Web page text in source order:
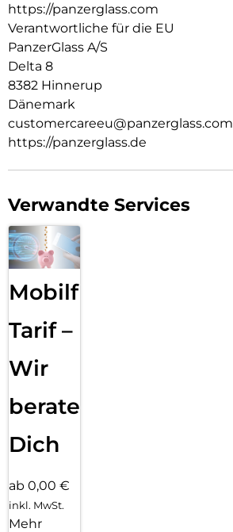
https://panzerglass.com
Verantwortliche für die EU
PanzerGlass A/S
Delta 8
8382 Hinnerup
Dänemark
customercareeu@panzerglass.com
https://panzerglass.de
Verwandte Services
Mobilfunk
Tarif –
Wir
beraten
Dich
ab 0,00 €
inkl. MwSt.
Mehr